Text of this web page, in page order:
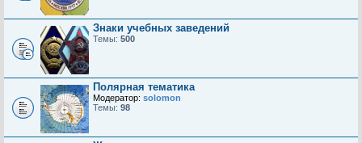
Знаки учебных заведений
Темы: 500
Полярная тематика
Модератор: solomon
Темы: 98